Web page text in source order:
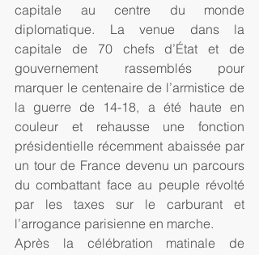
capitale au centre du monde
diplomatique. La venue dans la
capitale de 70 chefs d’État et de
gouvernement rassemblés pour
marquer le centenaire de l’armistice de
la guerre de 14-18, a été haute en
couleur et rehausse une fonction
présidentielle récemment abaissée par
un tour de France devenu un parcours
du combattant face au peuple révolté
par les taxes sur le carburant et
l’arrogance parisienne en marche.
Après la célébration matinale de